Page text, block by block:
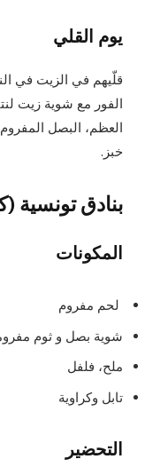
يوم القلي
قلّيهم في الزيت في
الفور مع شوية زيت
العظم، البصل
خبز.
بنادق تونسية
المكونات
لحم مفروم
شوية بصل و ثوم
ملح، فلفل
تابل وكراوية
التحضير